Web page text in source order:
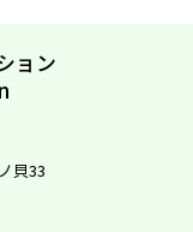
ョン
貝33